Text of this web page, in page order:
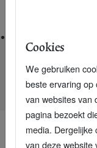
Nieuwsarchief
Lekker Stuk: de
Cookies
We gebruiken
beste ervaring op
van websites van
pagina bezoekt
media. Dergelijke
van deze website